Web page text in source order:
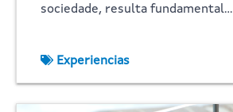
sociedade, resulta fundamental…
Experiencias